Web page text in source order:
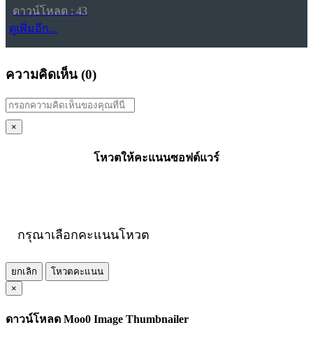
ดาวน์โหลด : 43
ดูเพิ่มอีก...
ความคิดเห็น (0)
×
โหวตให้คะแนนซอฟต์แวร์
กรุณาเลือกคะแนนโหวต
ยกเลิก
โหวตคะแนน
×
ดาวน์โหลด Moo0 Image Thumbnailer